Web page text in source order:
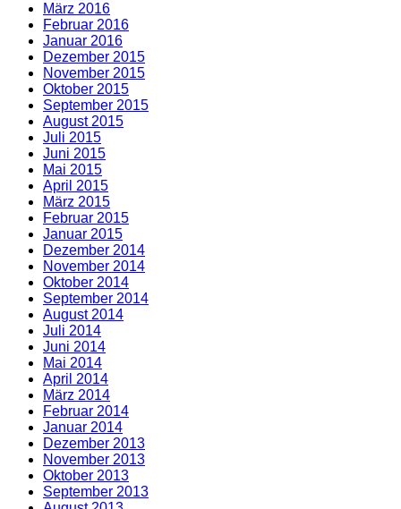
März 2016
Februar 2016
Januar 2016
Dezember 2015
November 2015
Oktober 2015
September 2015
August 2015
Juli 2015
Juni 2015
Mai 2015
April 2015
März 2015
Februar 2015
Januar 2015
Dezember 2014
November 2014
Oktober 2014
September 2014
August 2014
Juli 2014
Juni 2014
Mai 2014
April 2014
März 2014
Februar 2014
Januar 2014
Dezember 2013
November 2013
Oktober 2013
September 2013